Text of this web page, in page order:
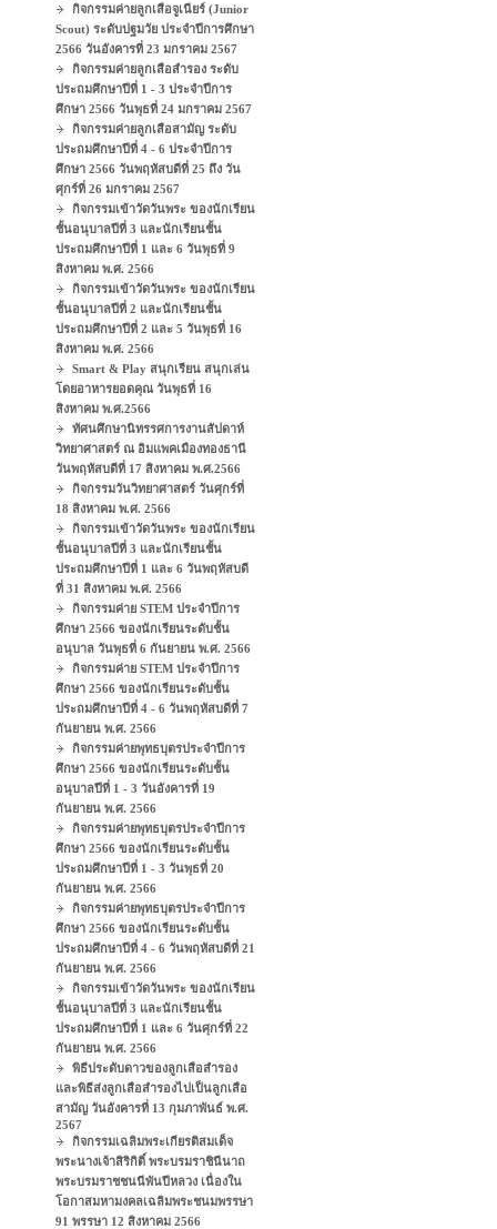
กิจกรรมค่ายลูกเสือจูเนียร์ (Junior
Scout) ระดับปฐมวัย ประจำปีการศึกษา
2566 วันอังคารที่ 23 มกราคม 2567
กิจกรรมค่ายลูกเสือสำรอง ระดับ
ประถมศึกษาปีที่ 1 - 3 ประจำปีการ
ศึกษา 2566 วันพุธที่ 24 มกราคม 2567
กิจกรรมค่ายลูกเสือสามัญ ระดับ
ประถมศึกษาปีที่ 4 - 6 ประจำปีการ
ศึกษา 2566 วันพฤหัสบดีที่ 25 ถึง วัน
ศุกร์ที่ 26 มกราคม 2567
กิจกรรมเข้าวัดวันพระ ของนักเรียน
ชั้นอนุบาลปีที่ 3 และนักเรียนชั้น
ประถมศึกษาปีที่ 1 และ 6 วันพุธที่ 9
สิงหาคม พ.ศ. 2566
กิจกรรมเข้าวัดวันพระ ของนักเรียน
ชั้นอนุบาลปีที่ 2 และนักเรียนชั้น
ประถมศึกษาปีที่ 2 และ 5 วันพุธที่ 16
สิงหาคม พ.ศ. 2566
Smart & Play สนุกเรียน สนุกเล่น
โดยอาหารยอดคุณ วันพุธที่ 16
สิงหาคม พ.ศ.2566
ทัศนศึกษานิทรรศการงานสัปดาห์
วิทยาศาสตร์ ณ อิมแพคเมืองทองธานี
วันพฤหัสบดีที่ 17 สิงหาคม พ.ศ.2566
กิจกรรมวันวิทยาศาสตร์ วันศุกร์ที่
18 สิงหาคม พ.ศ. 2566
กิจกรรมเข้าวัดวันพระ ของนักเรียน
ชั้นอนุบาลปีที่ 3 และนักเรียนชั้น
ประถมศึกษาปีที่ 1 และ 6 วันพฤหัสบดี
ที่ 31 สิงหาคม พ.ศ. 2566
กิจกรรมค่าย STEM ประจำปีการ
ศึกษา 2566 ของนักเรียนระดับชั้น
อนุบาล วันพุธที่ 6 กันยายน พ.ศ. 2566
กิจกรรมค่าย STEM ประจำปีการ
ศึกษา 2566 ของนักเรียนระดับชั้น
ประถมศึกษาปีที่ 4 - 6 วันพฤหัสบดีที่ 7
กันยายน พ.ศ. 2566
กิจกรรมค่ายพุทธบุตรประจำปีการ
ศึกษา 2566 ของนักเรียนระดับชั้น
อนุบาลปีที่ 1 - 3 วันอังคารที่ 19
กันยายน พ.ศ. 2566
กิจกรรมค่ายพุทธบุตรประจำปีการ
ศึกษา 2566 ของนักเรียนระดับชั้น
ประถมศึกษาปีที่ 1 - 3 วันพุธที่ 20
กันยายน พ.ศ. 2566
กิจกรรมค่ายพุทธบุตรประจำปีการ
ศึกษา 2566 ของนักเรียนระดับชั้น
ประถมศึกษาปีที่ 4 - 6 วันพฤหัสบดีที่ 21
กันยายน พ.ศ. 2566
กิจกรรมเข้าวัดวันพระ ของนักเรียน
ชั้นอนุบาลปีที่ 3 และนักเรียนชั้น
ประถมศึกษาปีที่ 1 และ 6 วันศุกร์ที่ 22
กันยายน พ.ศ. 2566
พิธีประดับดาวของลูกเสือสำรอง
และพิธีส่งลูกเสือสำรองไปเป็นลูกเสือ
สามัญ วันอังคารที่ 13 กุมภาพันธ์ พ.ศ.
2567
กิจกรรมเฉลิมพระเกียรติสมเด็จ
พระนางเจ้าสิริกิติ์ พระบรมราชินีนาถ
พระบรมราชชนนีพันปีหลวง เนื่องใน
โอกาสมหามงคลเฉลิมพระชนมพรรษา
91 พรรษา 12 สิงหาคม 2566